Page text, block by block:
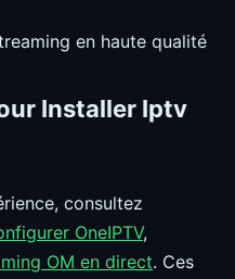
en haute qualité
Installer Iptv
consultez
OneIPTV,
OM en direct. Ces